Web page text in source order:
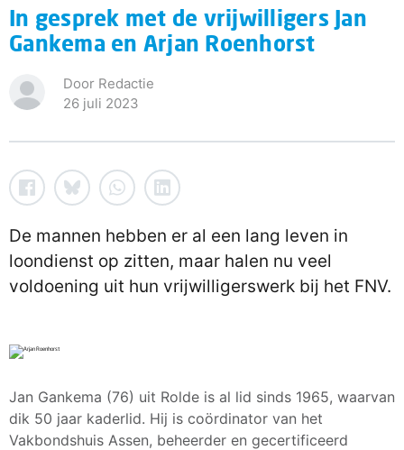
In gesprek met de vrijwilligers Jan
Gankema en Arjan Roenhorst
Door Redactie
26 juli 2023
De mannen hebben er al een lang leven in
loondienst op zitten, maar halen nu veel
voldoening uit hun vrijwilligerswerk bij het FNV.
Jan Gankema (76) uit Rolde is al lid sinds 1965, waarvan
dik 50 jaar kaderlid. Hij is coördinator van het
Vakbondshuis Assen, beheerder en gecertificeerd